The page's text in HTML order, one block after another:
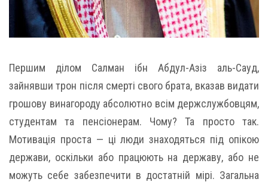
Першим ділом Салман ібн Абдул-Азіз аль-Сауд,
зайнявши трон після смерті свого брата, вказав видати
грошову винагороду абсолютно всім держслужбовцям,
студентам та пенсіонерам. Чому? Та просто так.
Мотивація проста — ці люди знаходяться під опікою
держави, оскільки або працюють на державу, або не
можуть себе забезпечити в достатній мірі. Загальна